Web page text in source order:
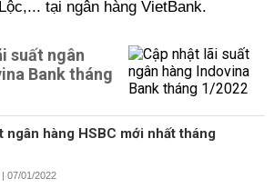
tại ngân hàng VietBank.
suất ngân
Bank tháng
ngân hàng HSBC mới nhất tháng
| 07/01/2022